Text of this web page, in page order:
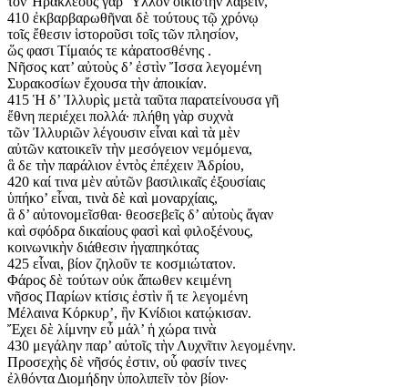
410 ἐκβαρβαρωθῆναι δὲ τούτους τῷ χρόνῳ
τοῖς ἔθεσιν ἱστοροῦσι τοῖς τῶν πλησίον,
ὥς φασι Τίμαιός τε κἀρατοσθένης .
Νῆσος κατ’ αὐτοὺς δ’ ἐστὶν Ἴσσα λεγομένη
Συρακοσίων ἔχουσα τὴν ἀποικίαν.
415 Ἡ δ’ Ἰλλυρὶς μετὰ ταῦτα παρατείνουσα γῆ
ἔθνη περιέχει πολλά· πλήθη γὰρ συχνὰ
τῶν Ἰλλυριῶν λέγουσιν εἶναι καὶ τὰ μὲν
αὐτῶν κατοικεῖν τὴν μεσόγειον νεμόμενα,
ἃ δε τὴν παράλιον ἐντὸς ἐπέχειν Ἀδρίου,
420 καί τινα μὲν αὐτῶν βασιλικαῖς ἐξουσίαις
ὑπήκο’ εἶναι, τινὰ δὲ καὶ μοναρχίαις,
ἃ δ’ αὐτονομεῖσθαι· θεοσεβεῖς δ’ αὐτοὺς ἄγαν
καὶ σφόδρα δικαίους φασὶ καὶ φιλοξένους,
κοινωνικὴν διάθεσιν ἠγαπηκότας
425 εἶναι, βίον ζηλοῦν τε κοσμιώτατον.
Φάρος δὲ τούτων οὐκ ἄπωθεν κειμένη
νῆσος Παρίων κτίσις ἐστὶν ἥ τε λεγομένη
Μέλαινα Κόρκυρ’, ἣν Κνίδιοι κατῴκισαν.
Ἔχει δὲ λίμνην εὖ μάλ’ ἡ χώρα τινὰ
430 μεγάλην παρ’ αὐτοῖς τὴν Λυχνῖτιν λεγομένην.
Προσεχὴς δὲ νῆσός ἐστιν, οὗ φασίν τινες
ἐλθόντα Διομήδην ὑπολιπεῖν τὸν βίον·